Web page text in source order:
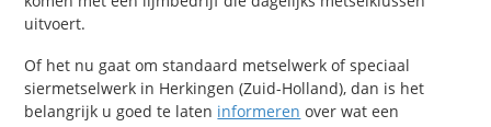
uitvoert.
Of het nu gaat om standaard metselwerk of speciaal
siermetselwerk in Herkingen (Zuid-Holland), dan is het
belangrijk u goed te laten informeren over wat een